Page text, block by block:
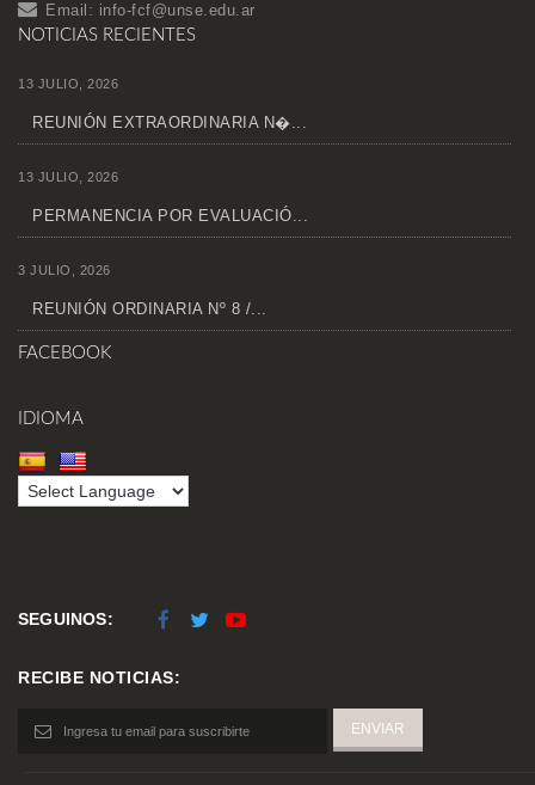
Email: info-fcf@unse.edu.ar
NOTICIAS RECIENTES
13 JULIO, 2026
REUNIÓN EXTRAORDINARIA N�...
13 JULIO, 2026
PERMANENCIA POR EVALUACIÓ...
3 JULIO, 2026
REUNIÓN ORDINARIA Nº 8 /...
FACEBOOK
IDIOMA
SEGUINOS:
RECIBE NOTICIAS: